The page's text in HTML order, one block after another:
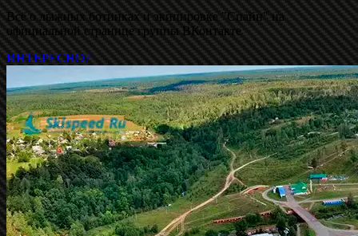
Всё о лыжных ботинках и экипировке "Спайн" на
официальной странице группы ВКонтакте
ИНТЕРЕСНО?